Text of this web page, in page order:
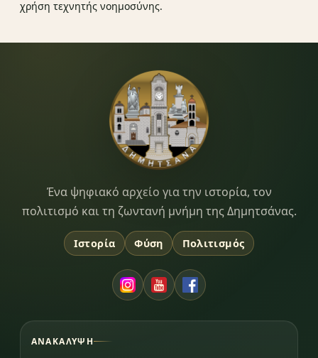
χρήση τεχνητής νοημοσύνης.
Dimitsana.gr
Ένα ψηφιακό αρχείο για την ιστορία, τον
πολιτισμό και τη ζωντανή μνήμη της Δημητσάνας.
Ιστορία Φύση Πολιτισμός
ΑΝΑΚΆΛΥΨΗ